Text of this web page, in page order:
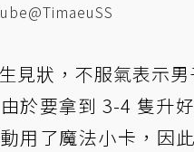
見狀，不服氣表示
於要拿到 3-4 隻升
用了魔法小卡，因